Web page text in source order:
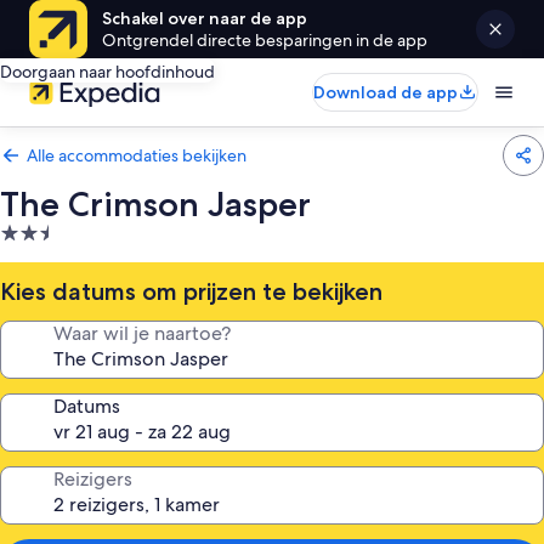
Schakel over naar de app
Ontgrendel directe besparingen in de app
Doorgaan naar hoofdinhoud
Download de app
Alle accommodaties bekijken
The Crimson Jasper
2.5-
sterrenaccommodatie
Kies datums om prijzen te bekijken
Waar wil je naartoe?
Datums
Reizigers